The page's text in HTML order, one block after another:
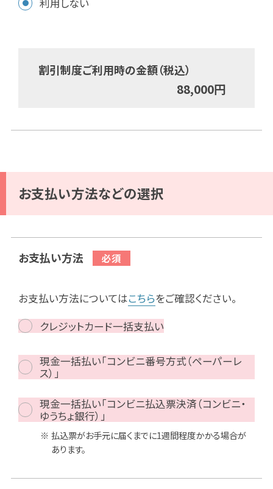
利用しない
割引制度ご利用時の金額（税込）
88,000円
お支払い方法などの選択
お支払い方法
お支払い方法についてはこちらをご確認ください。
クレジットカード一括支払い
現金一括払い「コンビニ番号方式（ペーパーレ
ス）」
現金一括払い「コンビニ払込票決済（コンビニ・
ゆうちょ銀行）」
払込票がお手元に届くまでに1週間程度かかる場合が
あります。